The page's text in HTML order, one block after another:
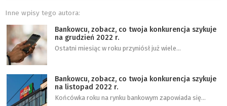
Inne wpisy tego autora:
Bankowcu, zobacz, co twoja konkurencja szykuje
na grudzień 2022 r.
Ostatni miesiąc w roku przyniósł już wiele…
Bankowcu, zobacz, co twoja konkurencja szykuje
na listopad 2022 r.
Końcówka roku na rynku bankowym zapowiada się…